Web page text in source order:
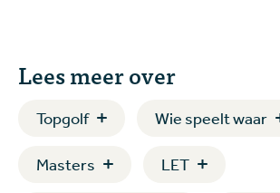
Lees meer over
Topgolf Wie speelt waar
Masters LET